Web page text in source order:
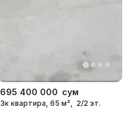
695 400 000 сум
3к квартира, 65 м², 2/2 эт.